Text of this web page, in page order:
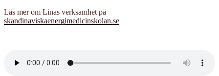
Läs mer om Linas verksamhet på
skandinaviskaenergimedicinskolan.se